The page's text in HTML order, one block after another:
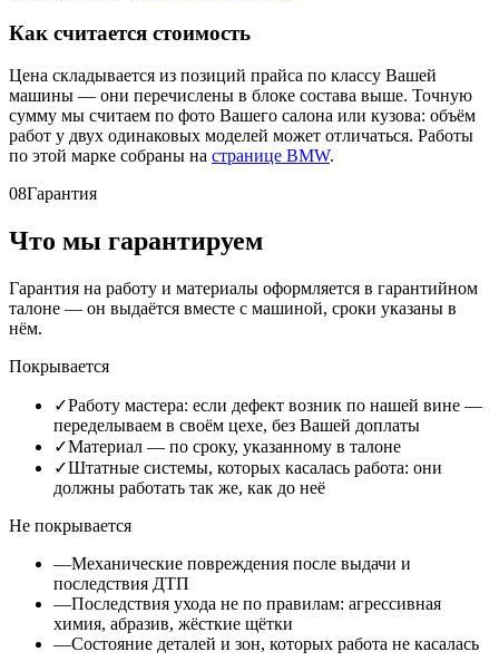
Как считается стоимость
Цена складывается из позиций прайса по классу Вашей
машины — они перечислены в блоке состава выше. Точную
сумму мы считаем по фото Вашего салона или кузова: объём
работ у двух одинаковых моделей может отличаться. Работы
по этой марке собраны на странице BMW.
08Гарантия
Что мы гарантируем
Гарантия на работу и материалы оформляется в гарантийном
талоне — он выдаётся вместе с машиной, сроки указаны в
нём.
Покрывается
✓Работу мастера: если дефект возник по нашей вине —
переделываем в своём цехе, без Вашей доплаты
✓Материал — по сроку, указанному в талоне
✓Штатные системы, которых касалась работа: они
должны работать так же, как до неё
Не покрывается
—Механические повреждения после выдачи и
последствия ДТП
—Последствия ухода не по правилам: агрессивная
химия, абразив, жёсткие щётки
—Состояние деталей и зон, которых работа не касалась